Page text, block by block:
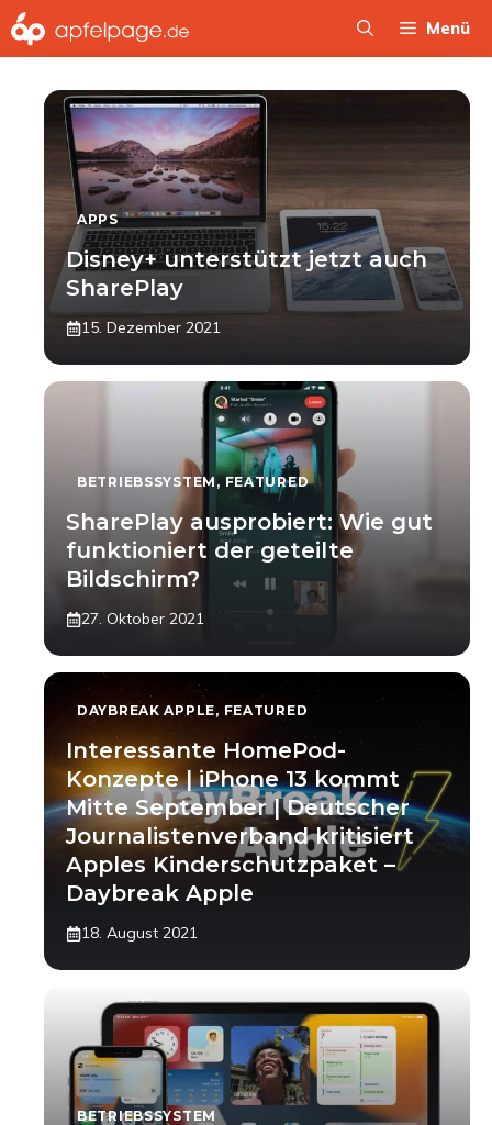
Zum
Inhalt
Menü
APPS
Disney+ unterstützt jetzt auch
SharePlay
15. Dezember 2021
BETRIEBSSYSTEM , FEATURED
SharePlay ausprobiert: Wie gut
funktioniert der geteilte
Bildschirm?
27. Oktober 2021
DAYBREAK APPLE, FEATURED
Interessante HomePod-
Konzepte | iPhone 13 kommt
Mitte September | Deutscher
Journalistenverband kritisiert
Apples Kinderschutzpaket –
Daybreak Apple
18. August 2021
BETRIEBSSYSTEM